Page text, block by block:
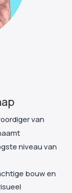
van
niveau van
bouw en